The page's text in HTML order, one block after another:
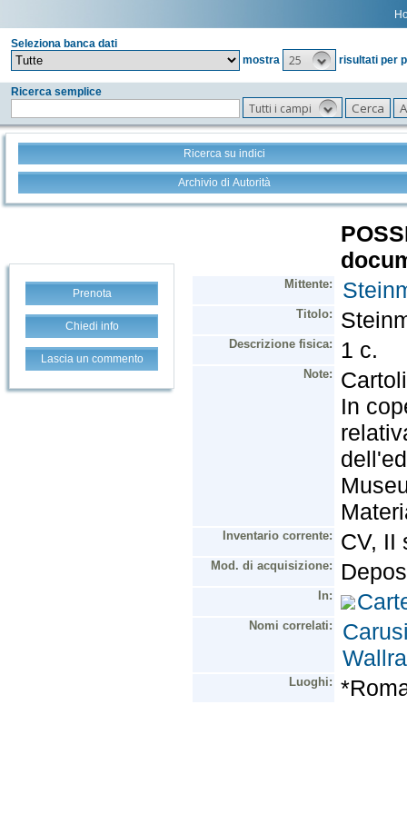
Seleziona banca dati
mostra
25 risultati per
Ricerca semplice
Tutti i campi
Ricerca su indici
Archivio di Autorità
Prenota
Chiedi info
Lascia un commento